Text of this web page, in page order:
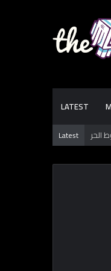
LATEST
Latest